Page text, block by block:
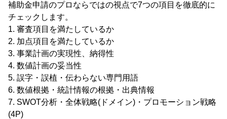
補助金申請のプロならではの視点で7つの項目を徹底的に
チェックします。
1. 審査項目を満たしているか
2. 加点項目を満たしているか
3. 事業計画の実現性、納得性
4. 数値計画の妥当性
5. 誤字・誤植・伝わらない専門用語
6. 数値根拠・統計情報の根拠・出典情報
7. SWOT分析・全体戦略(ドメイン)・プロモーション戦略
(4P)